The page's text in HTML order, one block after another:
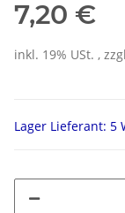
7,20 €
inkl. 19% USt. ,
Lager Lieferant: 5